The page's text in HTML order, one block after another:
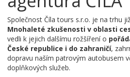
Společnost Číla tours s.r.o. je na trhu
Mnohaleté zkušenosti v oblasti
vedli k jejich dalšímu rožšíření o
České republice i do zahraničí,
dopravu naším patrovým autobusem
doplňkových služeb.